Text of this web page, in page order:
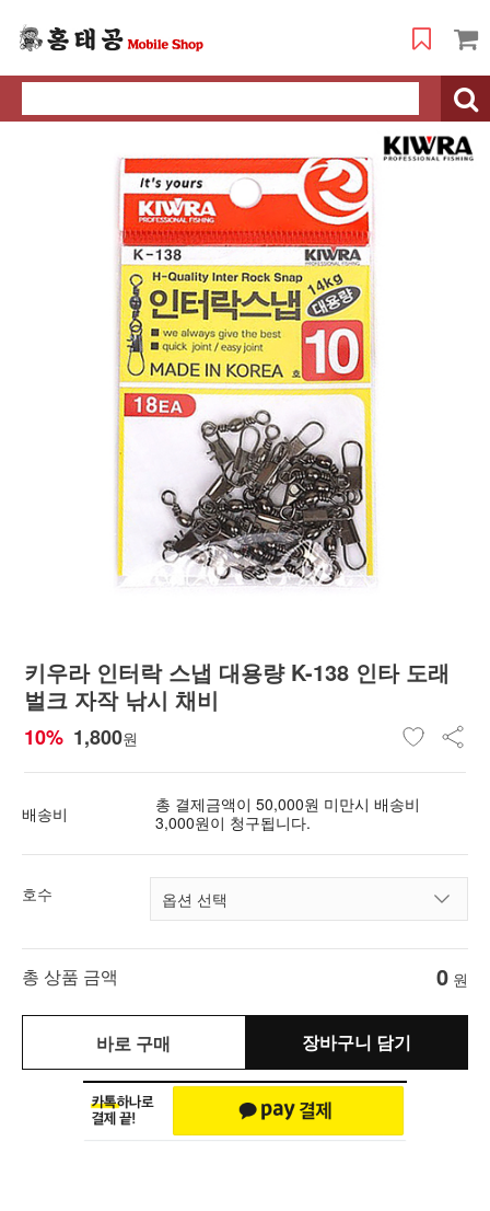
키우라 인터락 스냅 대용량 K-138 인타 도래
벌크 자작 낚시 채비
10% 1,800원
배송비
총 결제금액이 50,000원 미만시 배송비
3,000원이 청구됩니다.
호수
총 상품 금액 0 원
바로 구매 장바구니 담기